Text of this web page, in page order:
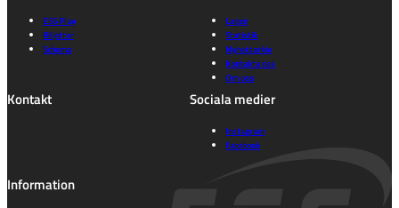
ESS Play
Biljetter
Schema
Lagen
Statistik
Nyhetsarkiv
Kontakta oss
Om oss
Kontakt Sociala medier
Instagram
Facebook
Information